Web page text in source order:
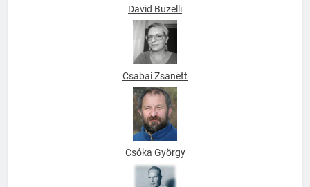
David Buzelli
Csabai Zsanett
Csóka György